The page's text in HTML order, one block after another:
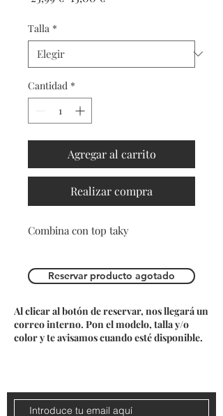
Talla *
Cantidad *
Agregar al carrito
Realizar compra
Combina con top taky
Reservar producto agotado
Al clicar al botón de reservar, nos llegará un
correo interno. Pon el modelo, talla y/o
color y te avisamos cuando esté disponible.